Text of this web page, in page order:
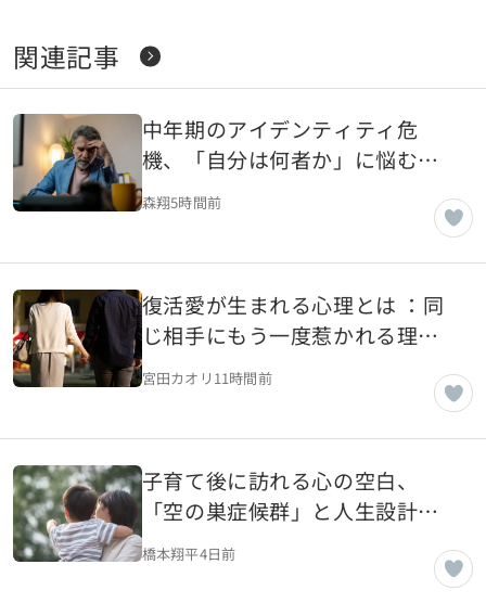
関連記事
中年期のアイデンティティ危
機、「自分は何者か」に悩む理
由
森翔5時間前
復活愛が生まれる心理とは ：同
じ相手にもう一度惹かれる理由
を探る
宮田カオリ 11時間前
子育て後に訪れる心の空白、
「空の巣症候群」と人生設計を
考える
橋本翔平4日前